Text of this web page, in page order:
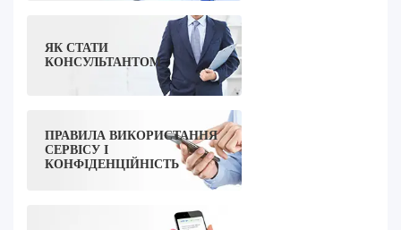
ЯК СТАТИ
КОНСУЛЬТАНТОМ
ПРАВИЛА ВИКОРИСТАННЯ
СЕРВІСУ І
КОНФІДЕНЦІЙНІСТЬ